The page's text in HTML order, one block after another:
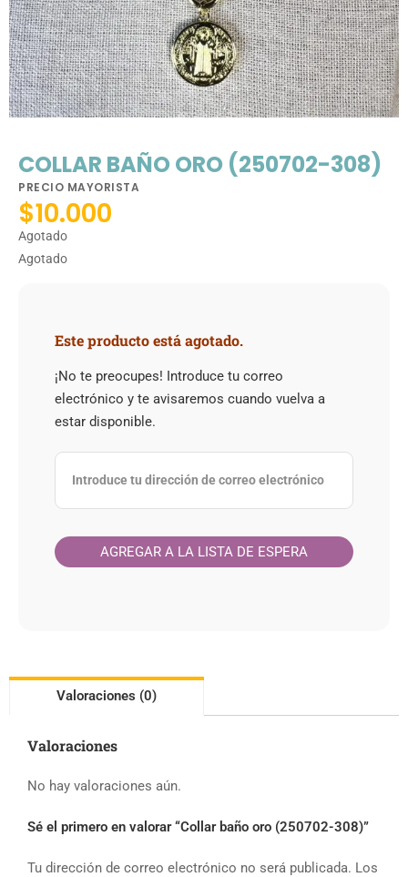
COLLAR BAÑO ORO (250702-308)
PRECIO MAYORISTA
$10.000
Agotado
Agotado
Este producto está agotado.
¡No te preocupes! Introduce tu correo
electrónico y te avisaremos cuando vuelva a
estar disponible.
Valoraciones (0)
Valoraciones
No hay valoraciones aún.
Sé el primero en valorar “Collar baño oro (250702-308)”
Tu dirección de correo electrónico no será publicada. Los